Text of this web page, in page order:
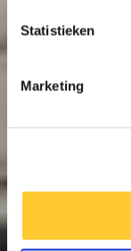
Statistieken
Marketing